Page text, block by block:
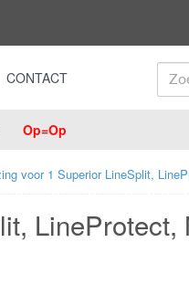
CONTACT
Op=Op
voor 1 Superior LineSplit,
LineProtect,